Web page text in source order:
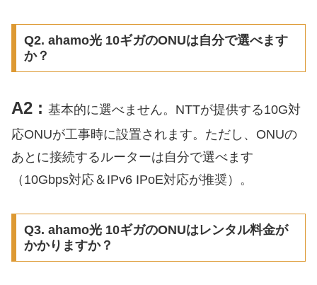
Q2. ahamo光 10ギガのONUは自分で選べます
か？
A2 : 基本的に選べません。NTTが提供する10G対
応ONUが工事時に設置されます。ただし、ONUの
あとに接続するルーターは自分で選べます
（10Gbps対応＆IPv6 IPoE対応が推奨）。
Q3. ahamo光 10ギガのONUはレンタル料金が
かかりますか？